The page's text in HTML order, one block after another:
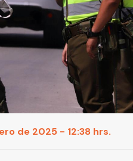
de 2025 - 12:38 hrs.